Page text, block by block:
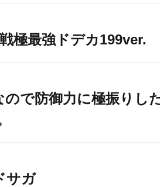
極最強ドデカ199ver.
ので防御力に極振りし
サガ